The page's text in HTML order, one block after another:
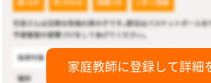
家庭教師に登録して詳細